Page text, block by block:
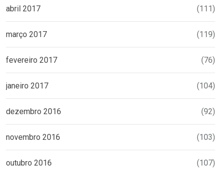
abril 2017 (111)
março 2017 (119)
fevereiro 2017 (76)
janeiro 2017 (104)
dezembro 2016 (92)
novembro 2016 (103)
outubro 2016 (107)